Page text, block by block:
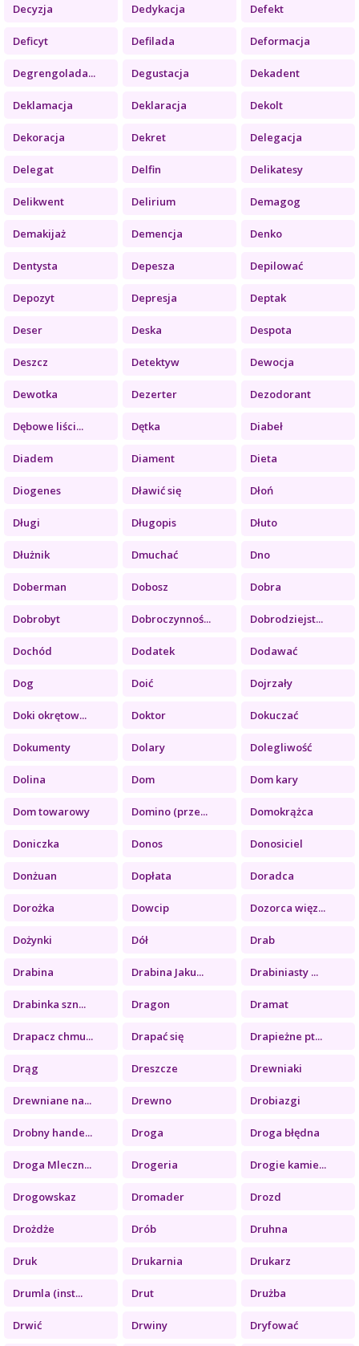
Decyzja Dedykacja Defekt
Deficyt Defilada Deformacja
Degrengolada... Degustacja Dekadent
Deklamacja Deklaracja Dekolt
Dekoracja Dekret Delegacja
Delegat Delfin Delikatesy
Delikwent Delirium Demagog
Demakijaż Demencja Denko
Dentysta Depesza Depilować
Depozyt Depresja Deptak
Deser Deska Despota
Deszcz Detektyw Dewocja
Dewotka Dezerter Dezodorant
Dębowe liści... Dętka Diabeł
Diadem Diament Dieta
Diogenes Dławić się Dłoń
Długi Długopis Dłuto
Dłużnik Dmuchać Dno
Doberman Dobosz Dobra
Dobrobyt Dobroczynnoś... Dobrodziejst...
Dochód Dodatek Dodawać
Dog Doić Dojrzały
Doki okrętow... Doktor Dokuczać
Dokumenty Dolary Dolegliwość
Dolina Dom Dom kary
Dom towarowy Domino (prze... Domokrążca
Doniczka Donos Donosiciel
Donżuan Dopłata Doradca
Dorożka Dowcip Dozorca więz...
Dożynki Dół Drab
Drabina Drabina Jaku... Drabiniasty ...
Drabinka szn... Dragon Dramat
Drapacz chmu... Drapać się Drapieżne pt...
Drąg Dreszcze Drewniaki
Drewniane na... Drewno Drobiazgi
Drobny hande... Droga Droga błędna
Droga Mleczn... Drogeria Drogie kamie...
Drogowskaz Dromader Drozd
Drożdże Drób Druhna
Druk Drukarnia Drukarz
Drumla (inst... Drut Drużba
Drwić Drwiny Dryfować